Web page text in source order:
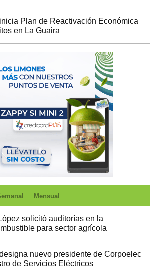
Plan de Reactivación Económica
en La Guaira
Mensual
solicitó auditorías en la
para sector agrícola
nuevo presidente de Corpoelec
de Servicios Eléctricos